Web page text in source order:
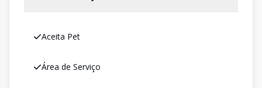
Aceita Pet
Área de Serviço